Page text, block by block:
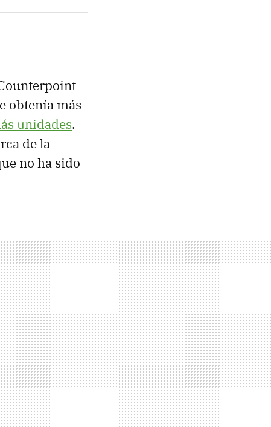
obtenía más
unidades.
de la
no ha sido